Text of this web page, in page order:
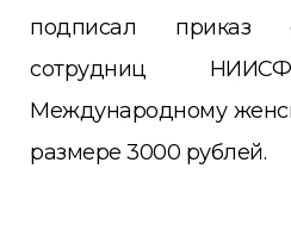
подписал приказ
сотрудниц
Международному
размере 3000 рублей.